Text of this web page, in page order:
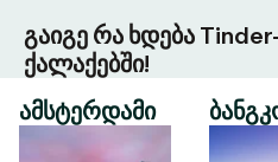
გაიგე რა ხდება
ქალაქებში!
ამსტერდამი